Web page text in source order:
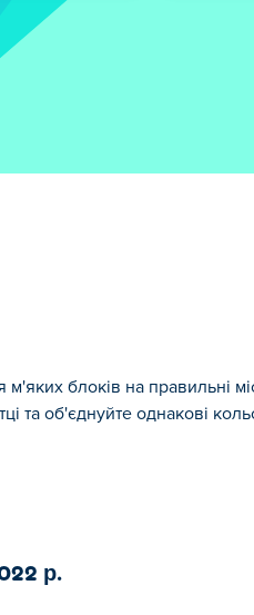
блоків на правильні
та об'єднуйте однакові
р.